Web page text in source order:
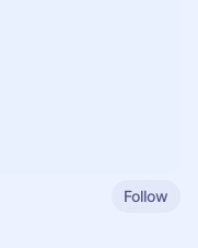
Follow